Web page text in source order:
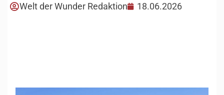
Welt der Wunder Redaktion 18.06.2026